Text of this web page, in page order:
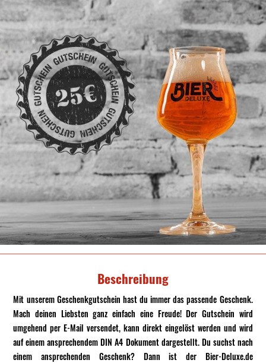
Beschreibung
Mit unserem Geschenkgutschein hast du immer das passende Geschenk.
Mach deinen Liebsten ganz einfach eine Freude! Der Gutschein wird
umgehend per E-Mail versendet, kann direkt eingelöst werden und wird
auf einem ansprechendem DIN A4 Dokument dargestellt. Du suchst nach
einem ansprechenden Geschenk? Dann ist der Bier-Deluxe.de